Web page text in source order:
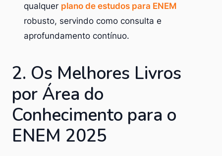
qualquer plano de estudos para ENEM
robusto, servindo como consulta e
aprofundamento contínuo.
2. Os Melhores Livros
por Área do
Conhecimento para o
ENEM 2025